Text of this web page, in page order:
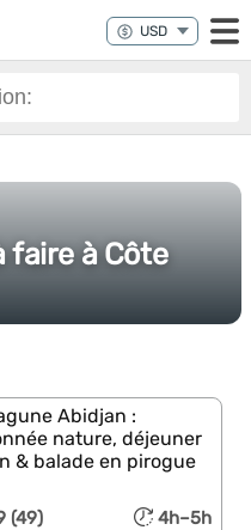
faire à Côte
Abidjan :
nature, déjeuner
& balade en pirogue
(49) 4h–5h